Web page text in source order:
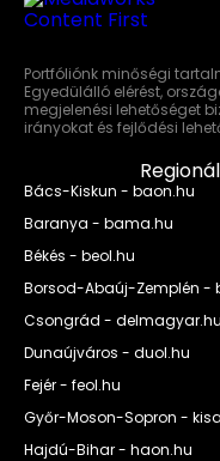
Portfóliónk minőségi
Egyedülálló elérést,
megjelenési lehetőséget
irányokat és fejlődési
Bács-Kiskun - baon.hu
Baranya - bama.hu
Békés - beol.hu
Borsod-Abaúj-Zemplén -
Csongrád - delmagyar.hu
Dunaújváros - duol.hu
Fejér - feol.hu
Győr-Moson-Sopron -
Hajdú-Bihar - haon.hu